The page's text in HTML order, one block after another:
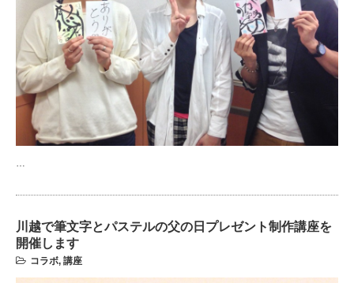
…
川越で筆文字とパステルの父の日プレゼント制作講座を
開催します
コラボ, 講座